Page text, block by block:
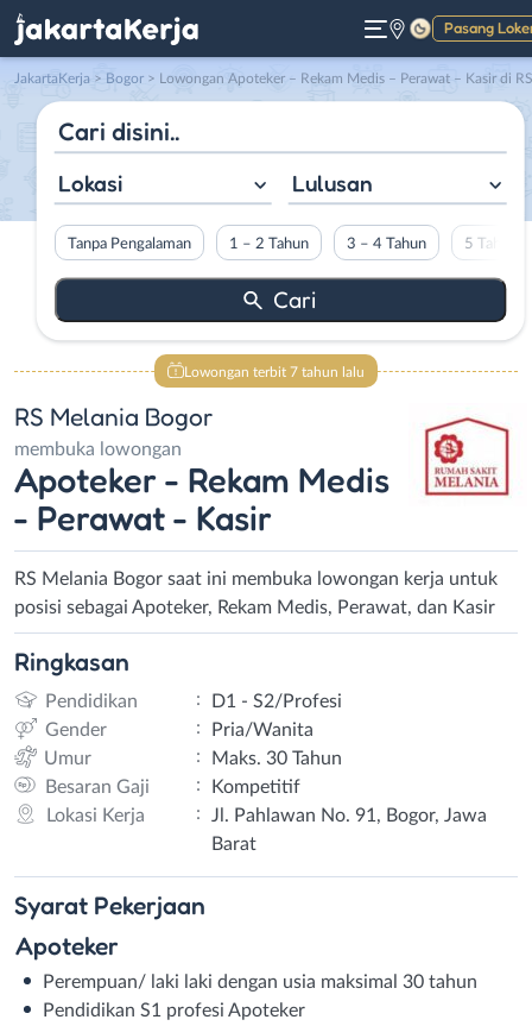
Pasang
Gelap
JakartaKerja > Bogor > Lowongan Apoteker – Rekam Medis – Perawat – Kasir di RS Melania Bogor
Lokasi Lulusan
Tanpa Pengalaman 1 – 2 Tahun 3 – 4 Tahun 5 Tahun
Lowongan terbit 7 tahun lalu
RS Melania Bogor
membuka lowongan
Apoteker - Rekam Medis
- Perawat - Kasir
RS Melania Bogor saat ini membuka lowongan kerja untuk
posisi sebagai Apoteker, Rekam Medis, Perawat, dan Kasir
Ringkasan
Pendidikan :
D1 - S2/Profesi
Gender
:
Pria/Wanita
Umur
:
Maks. 30 Tahun
Besaran Gaji
:
Kompetitif
Lokasi Kerja
:
Jl. Pahlawan No. 91, Bogor, Jawa
Barat
Syarat Pekerjaan
Apoteker
Perempuan/ laki laki dengan usia maksimal 30 tahun
Pendidikan S1 profesi Apoteker